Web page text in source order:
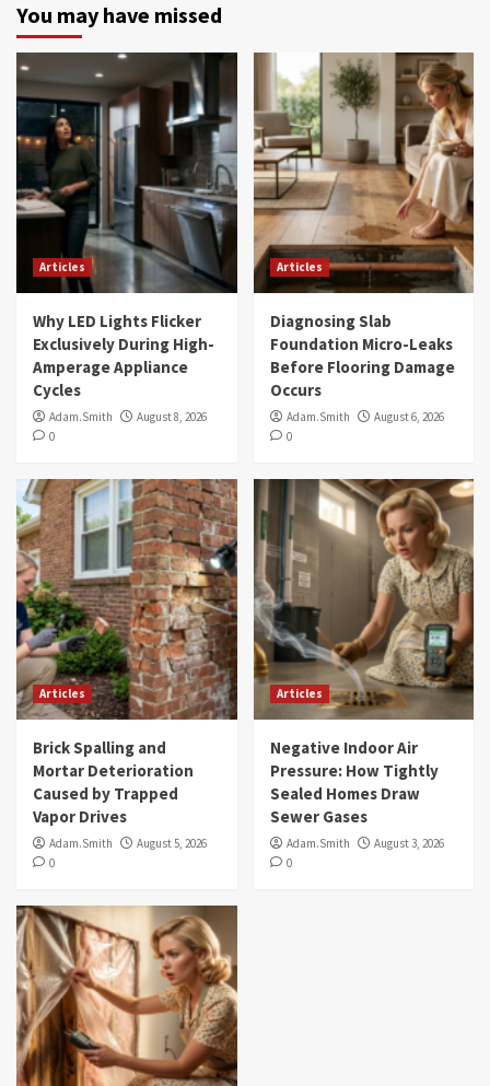
You may have missed
Articles
Why LED Lights Flicker
Exclusively During High-
Amperage Appliance
Cycles
Adam.Smith
August 8, 2026
0
Articles
Diagnosing Slab
Foundation Micro-Leaks
Before Flooring Damage
Occurs
Adam.Smith
August 6, 2026
0
Articles
Brick Spalling and
Mortar Deterioration
Caused by Trapped
Vapor Drives
Adam.Smith
August 5, 2026
0
Articles
Negative Indoor Air
Pressure: How Tightly
Sealed Homes Draw
Sewer Gases
Adam.Smith
August 3, 2026
0